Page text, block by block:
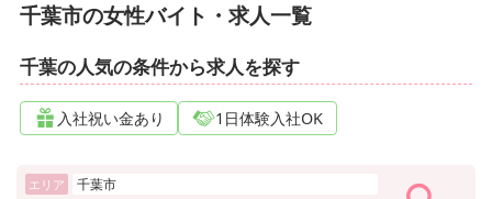
千葉市の女性バイト・求人一覧
千葉の人気の条件から求人を探す
入社祝い金あり 1日体験入社OK
エリア 千葉市